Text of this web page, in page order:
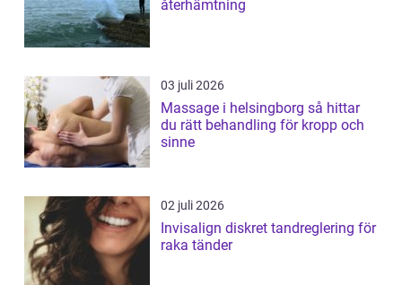
återhämtning
03 juli 2026
Massage i helsingborg så hittar
du rätt behandling för kropp och
sinne
02 juli 2026
Invisalign diskret tandreglering för
raka tänder